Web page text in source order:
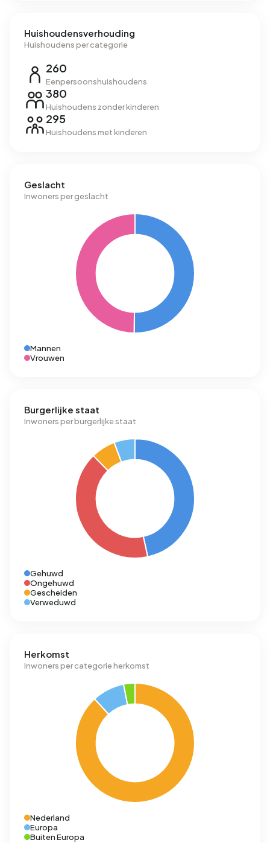
Huishoudensverhouding
Huishoudens per categorie
260
Eenpersoonshuishoudens
380
Huishoudens zonder kinderen
295
Huishoudens met kinderen
Geslacht
Inwoners per geslacht
Mannen
Vrouwen
Burgerlijke staat
Inwoners per burgerlijke staat
Gehuwd
Ongehuwd
Gescheiden
Verweduwd
Herkomst
Inwoners per categorie herkomst
Nederland
Europa
Buiten Europa